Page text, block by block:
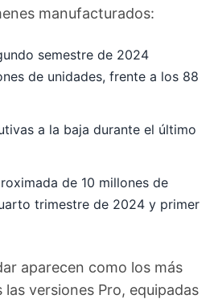
manufacturados:
semestre de 2024
de unidades, frente a los 88
a la baja durante el último
de 10 millones de
trimestre de 2024 y primer
aparecen como los más
versiones Pro, equipadas